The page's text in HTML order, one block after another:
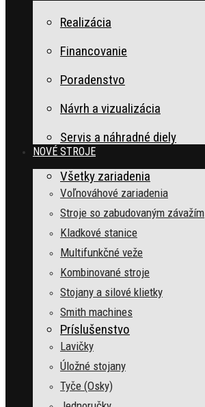
Realizácia
Financovanie
Poradenstvo
Návrh a vizualizácia
Servis a náhradné diely
NOVÉ STROJE
Všetky zariadenia
Voľnováhové zariadenia
Stroje so zabudovaným závažím
Kladkové stanice
Multifunkčné veže
Kombinované stroje
Stojany a silové klietky
Smith machines
Príslušenstvo
Lavičky
Úložné stojany
Tyče (Osky)